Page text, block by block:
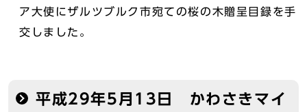
ア大使にザルツブルク市宛ての桜の木贈呈目録を手
交しました。
平成29年5月13日 かわさきマイ